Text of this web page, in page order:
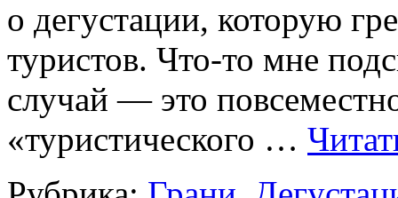
о дегустации, которую
туристов. Что-то мне
случай — это
«туристического …